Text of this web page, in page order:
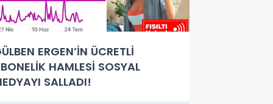
ERGEN’İN ÜCRETLİ
HAMLESİ SOSYAL
SALLADI!